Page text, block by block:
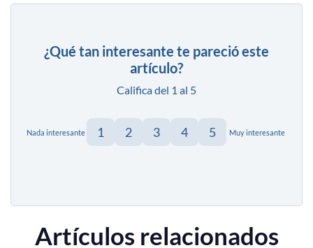
¿Qué tan interesante te pareció este
artículo?
Califica del 1 al 5
Nada interesante 1 2 3 4 5 Muy interesante
Artículos relacionados